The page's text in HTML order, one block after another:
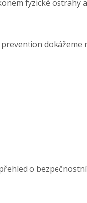
fyzické ostrahy
dokážeme
o